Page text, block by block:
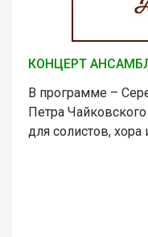
КОНЦЕРТ
В программе –
Петра
для солистов,